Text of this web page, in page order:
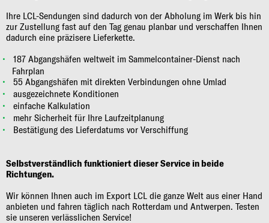
Ihre LCL-Sendungen sind dadurch von der Abholung im Werk bis hin
zur Zustellung fast auf den Tag genau planbar und verschaffen Ihnen
dadurch eine präzisere Lieferkette.
187 Abgangshäfen weltweit im Sammelcontainer-Dienst nach
Fahrplan
55 Abgangshäfen mit direkten Verbindungen ohne Umlad
ausgezeichnete Konditionen
einfache Kalkulation
mehr Sicherheit für Ihre Laufzeitplanung
Bestätigung des Lieferdatums vor Verschiffung
Selbstverständlich funktioniert dieser Service in beide
Richtungen.
Wir können Ihnen auch im Export LCL die ganze Welt aus einer Hand
anbieten und fahren täglich nach Rotterdam und Antwerpen. Testen
sie unseren verlässlichen Service!